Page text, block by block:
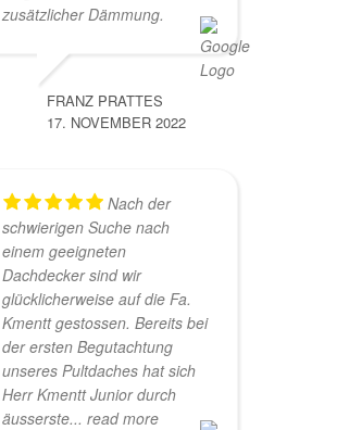
zusätzlicher Dämmung.
FRANZ PRATTES
17. NOVEMBER 2022
Nach der
schwierigen Suche nach
einem geeigneten
Dachdecker sind wir
glücklicherweise auf die Fa.
Kmentt gestossen. Bereits bei
der ersten Begutachtung
unseres Pultdaches hat sich
Herr Kmentt Junior durch
äusserste... read more